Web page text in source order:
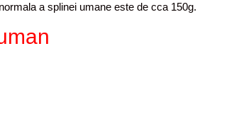
a splinei umane este de cca 150g.